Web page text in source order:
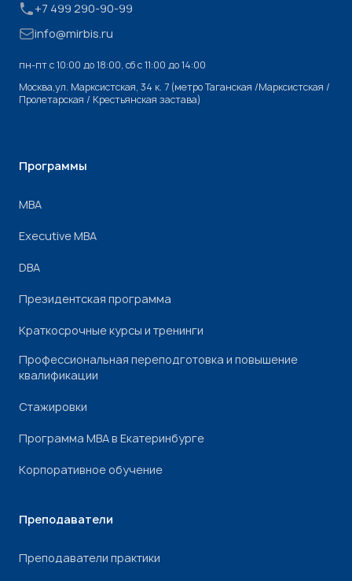
+7 499 290-90-99
info@mirbis.ru
пн-пт с 10:00 до 18:00, cб с 11:00 до 14:00
Москва,ул. Марксистская, 34 к. 7 (метро Таганская /Марксистская /
Пролетарская / Крестьянская застава)
Программы
МВА
Executive MBA
DBA
Президентская программа
Краткосрочные курсы и тренинги
Профессиональная переподготовка и повышение
квалификации
Стажировки
Программа МВА в Екатеринбурге
Корпоративное обучение
Преподаватели
Преподаватели практики